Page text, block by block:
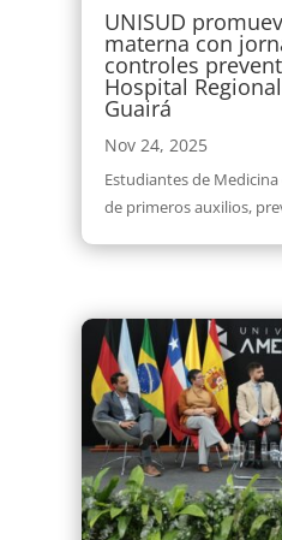
UNISUD
materna con
controles
Hospital
Guairá
Nov 24, 2025
Estudiantes de
de primeros auxilios,